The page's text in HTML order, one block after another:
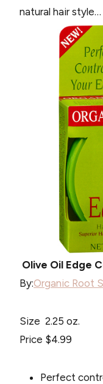
natural hair style…
Olive Oil Edge
By:Organic Root
Size 2.25 oz.
Price $4.99
Perfect